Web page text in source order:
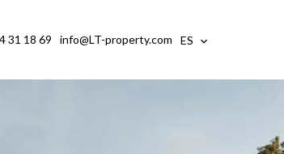
31 18 69 info@LT-property.com ES